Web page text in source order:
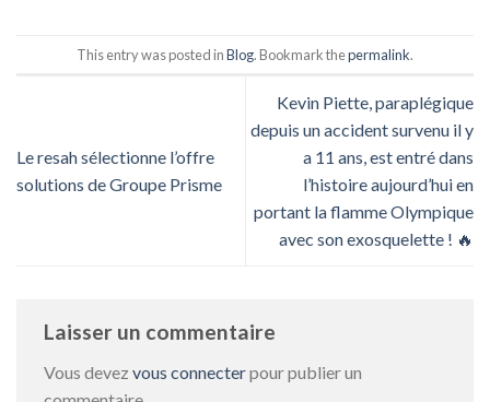
This entry was posted inBlog. Bookmark thepermalink.
Le resah sélectionne l’offre
solutions de Groupe Prisme
Kevin Piette, paraplégique
depuis un accident survenu il y
a 11 ans, est entré dans
l’histoire aujourd’hui en
portant la flamme Olympique
avec son exosquelette ! 🔥
Laisser un commentaire
Vous devez vous connecterpour publier un